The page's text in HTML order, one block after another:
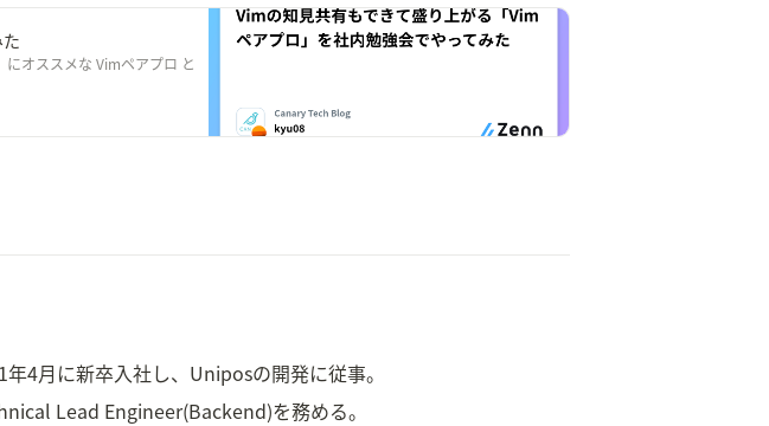
オススメな Vimペアプロ と
4月に新卒入社し、Uniposの開発に従事。
Lead Engineer(Backend)を務める。